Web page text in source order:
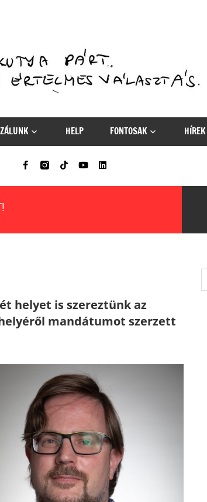
HELP FONTOSAK HÍREK
helyet is szereztünk az
mandátumot szerzett